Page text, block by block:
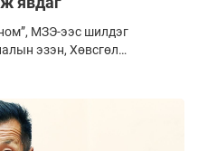
МЗЭ-ээс шилдэг
эзэн, Хөвсгөл
сумын хүүхдийн
өргөмжилдөг юм
жижүүрээр ажилладаг